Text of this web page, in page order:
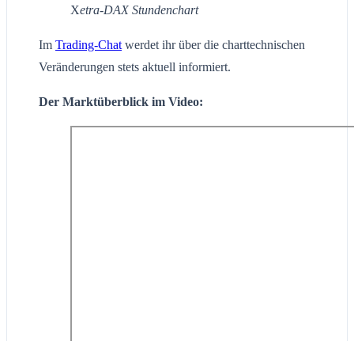
Xetra-DAX Stundenchart
Im Trading-Chat werdet ihr über die charttechnischen
Veränderungen stets aktuell informiert.
Der Marktüberblick im Video: